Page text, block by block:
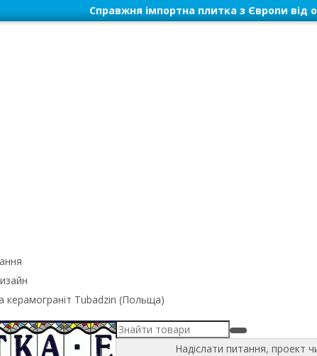
Справжня імпортна плитка з Європи від
керамограніт Tubadzin (Польща)
Надіслати питання, проект